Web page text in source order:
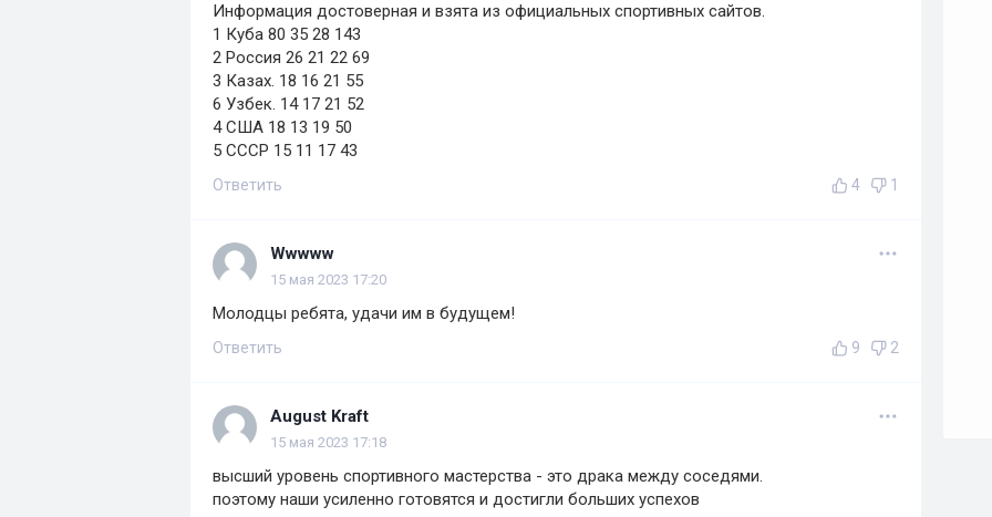
Информация достоверная и взята из официальных спортивных сайтов.
1 Куба 80 35 28 143
2 Россия 26 21 22 69
3 Казах. 18 16 21 55
6 Узбек. 14 17 21 52
4 США 18 13 19 50
5 СССР 15 11 17 43
Ответить 4 1
Wwwww
15 мая 2023 17:20
Молодцы ребята, удачи им в будущем!
Ответить 9 2
August Kraft
15 мая 2023 17:18
высший уровень спортивного мастерства - это драка между соседями.
поэтому наши усиленно готовятся и достигли больших успехов